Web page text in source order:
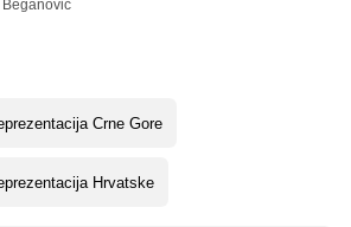
Crne Gore
Hrvatske